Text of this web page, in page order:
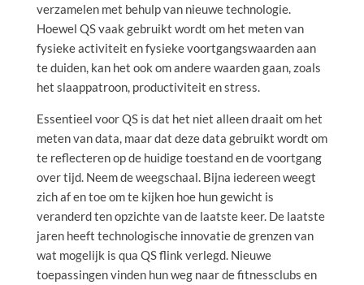
verzamelen met behulp van nieuwe technologie.
Hoewel QS vaak gebruikt wordt om het meten van
fysieke activiteit en fysieke voortgangswaarden aan
te duiden, kan het ook om andere waarden gaan, zoals
het slaappatroon, productiviteit en stress.
Essentieel voor QS is dat het niet alleen draait om het
meten van data, maar dat deze data gebruikt wordt om
te reflecteren op de huidige toestand en de voortgang
over tijd. Neem de weegschaal. Bijna iedereen weegt
zich af en toe om te kijken hoe hun gewicht is
veranderd ten opzichte van de laatste keer. De laatste
jaren heeft technologische innovatie de grenzen van
wat mogelijk is qua QS flink verlegd. Nieuwe
toepassingen vinden hun weg naar de fitnessclubs en